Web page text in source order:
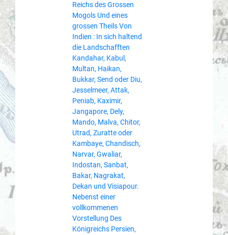
Reichs des Grossen
Mogols Und eines
grossen Theils Von
Indien : In sich haltend
die Landschafften
Kandahar, Kabul,
Multan, Haikan,
Bukkar, Send oder Diu,
Jesselmeer, Attak,
Peniab, Kaximir,
Jangapore, Dely,
Mando, Malva, Chitor,
Utrad, Zuratte oder
Kambaye, Chandisch,
Narvar, Gwaliar,
Indostan, Sanbat,
Bakar, Nagrakat,
Dekan und Visiapour.
Nebenst einer
vollkommenen
Vorstellung Des
Königreichs Persien,